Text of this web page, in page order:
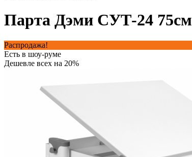
Парта Дэми СУТ-24 75см
Распродажа!
Есть в шоу-руме
Дешевле всех на 20%